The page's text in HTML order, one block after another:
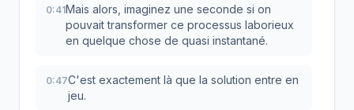
0:41Mais alors, imaginez une seconde si on
pouvait transformer ce processus laborieux
en quelque chose de quasi instantané.
0:47C'est exactement là que la solution entre en
jeu.